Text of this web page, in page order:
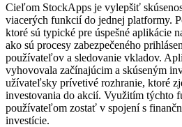
Cieľom StockApps je vylepšiť
viacerých funkcií do jednej platformy.
ktoré sú typické pre úspešné aplikácie
ako sú procesy zabezpečeného
používateľov a sledovanie vkladov.
vyhovovala začínajúcim a skúseným
užívateľsky prívetivé rozhranie, ktoré
investovania do akcií. Využitím týchto
používateľom zostať v spojení s
investície.